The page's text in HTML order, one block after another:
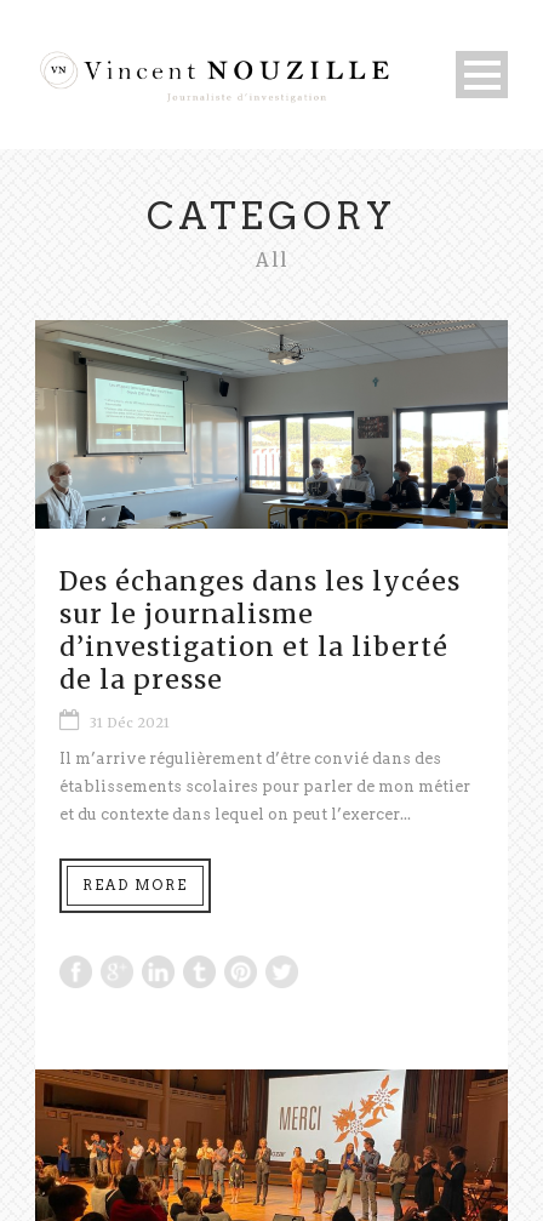
CATEGORY
All
Des échanges dans les lycées
sur le journalisme
d’investigation et la liberté
de la presse
31 Déc 2021
Il m’arrive régulièrement d’être convié dans des
établissements scolaires pour parler de mon métier
et du contexte dans lequel on peut l’exercer...
READ MORE